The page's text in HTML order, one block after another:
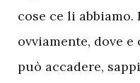
cose ce li abbiamo.
ovviamente, dove
può accadere,